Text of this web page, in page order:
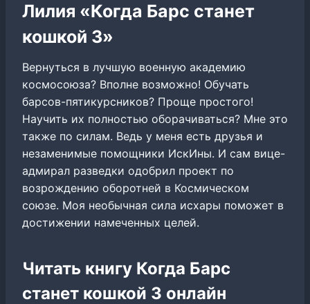
Лилия «Когда Барс станет
кошкой 3»
Вернуться в лучшую военную академию
космосоюза? Вполне возможно! Обучать
барсов-пятикурсников? Проще простого!
Научить их полностью оборачиваться? Мне это
также по силам. Ведь у меня есть друзья и
незаменимые помощники ИскИны. И сам вице-
адмирал разведки одобрил проект по
возрождению оборотней в Космическом
союзе. Моя необычная сила исхары поможет в
достижении намеченных целей.
Читать книгу Когда Барс
станет кошкой 3 онлайн